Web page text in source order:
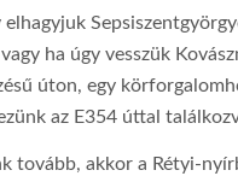
elhagyjuk
ha úgy vesszük
úton, egy
az E354 úttal
tovább, akkor a Rétyi-